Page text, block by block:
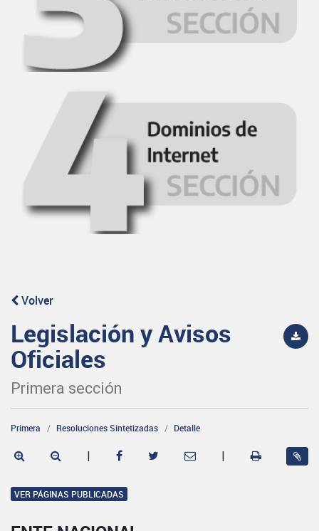
Volver
Legislación y Avisos
Oficiales
Primera sección
Primera Resoluciones Sintetizadas Detalle
| |
VER PÁGINAS PUBLICADAS